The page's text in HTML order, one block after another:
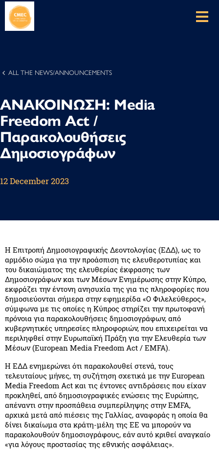
ALL THE NEWS/ANNOUNCEMENTS
ΑΝΑΚΟΙΝΩΣΗ: Media
Freedom Act /
Παρακολουθήσεις
Δημοσιογράφων
12 December 2023
Η Επιτροπή Δημοσιογραφικής Δεοντολογίας (ΕΔΔ), ως το
αρμόδιο σώμα για την προάσπιση τις ελευθεροτυπίας και
του δικαιώματος της ελευθερίας έκφρασης των
Δημοσιογράφων και των Μέσων Ενημέρωσης στην Κύπρο,
εκφράζει την έντονη ανησυχία της για τις πληροφορίες που
δημοσιεύονται σήμερα στην εφημερίδα «Ο Φιλελεύθερος»,
σύμφωνα με τις οποίες η Κύπρος στηρίζει την πρωτοφανή
πρόνοια για παρακολουθήσεις δημοσιογράφων, από
κυβερνητικές υπηρεσίες πληροφοριών, που επιχειρείται να
περιληφθεί στην Ευρωπαϊκή Πράξη για την Ελευθερία των
Μέσων (European Media Freedom Act / EMFA).
Η ΕΔΔ ενημερώνει ότι παρακολουθεί στενά, τους
τελευταίους μήνες, τη συζήτηση σχετικά με την European
Media Freedom Act και τις έντονες αντιδράσεις που είχαν
προκληθεί, από δημοσιογραφικές ενώσεις της Ευρώπης,
απέναντι στην προσπάθεια συμπερίληψης στην EMFA,
αρχικά μετά από πιέσεις της Γαλλίας, αναφοράς η οποία θα
δίνει δικαίωμα στα κράτη-μέλη της ΕΕ να μπορούν να
παρακολουθούν δημοσιογράφους, εάν αυτό κριθεί αναγκαίο
«για λόγους προστασίας της εθνικής ασφάλειας».